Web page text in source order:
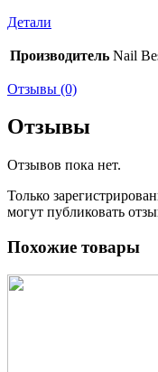
Детали
Производитель Nail
Отзывы (0)
Отзывы
Отзывов пока нет.
Только
могут публиковать
Похожие товары